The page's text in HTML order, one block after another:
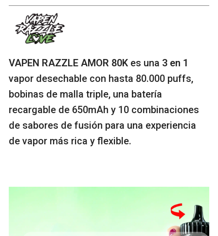
VAPEN RAZZLE AMOR 80K es una 3 en 1
vapor desechable con hasta 80.000 puffs,
bobinas de malla triple, una batería
recargable de 650mAh y 10 combinaciones
de sabores de fusión para una experiencia
de vapor más rica y flexible.